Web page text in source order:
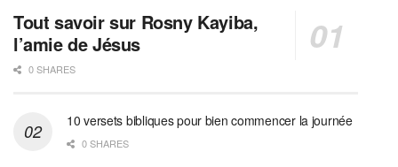
Tout savoir sur Rosny Kayiba,
l’amie de Jésus
0 SHARES
10 versets bibliques pour bien commencer la journée
0 SHARES